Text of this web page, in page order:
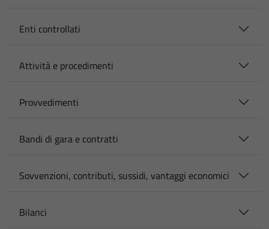
Enti controllati
Attività e procedimenti
Provvedimenti
Bandi di gara e contratti
Sovvenzioni, contributi, sussidi, vantaggi economici
Bilanci